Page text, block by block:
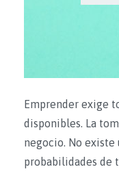
Emprender exige
disponibles. La
negocio. No
probabilidades de